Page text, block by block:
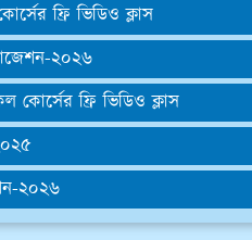
ফ্রি ভিডিও ক্লাস
২০২৬
ফ্রি ভিডিও ক্লাস
২০২৬